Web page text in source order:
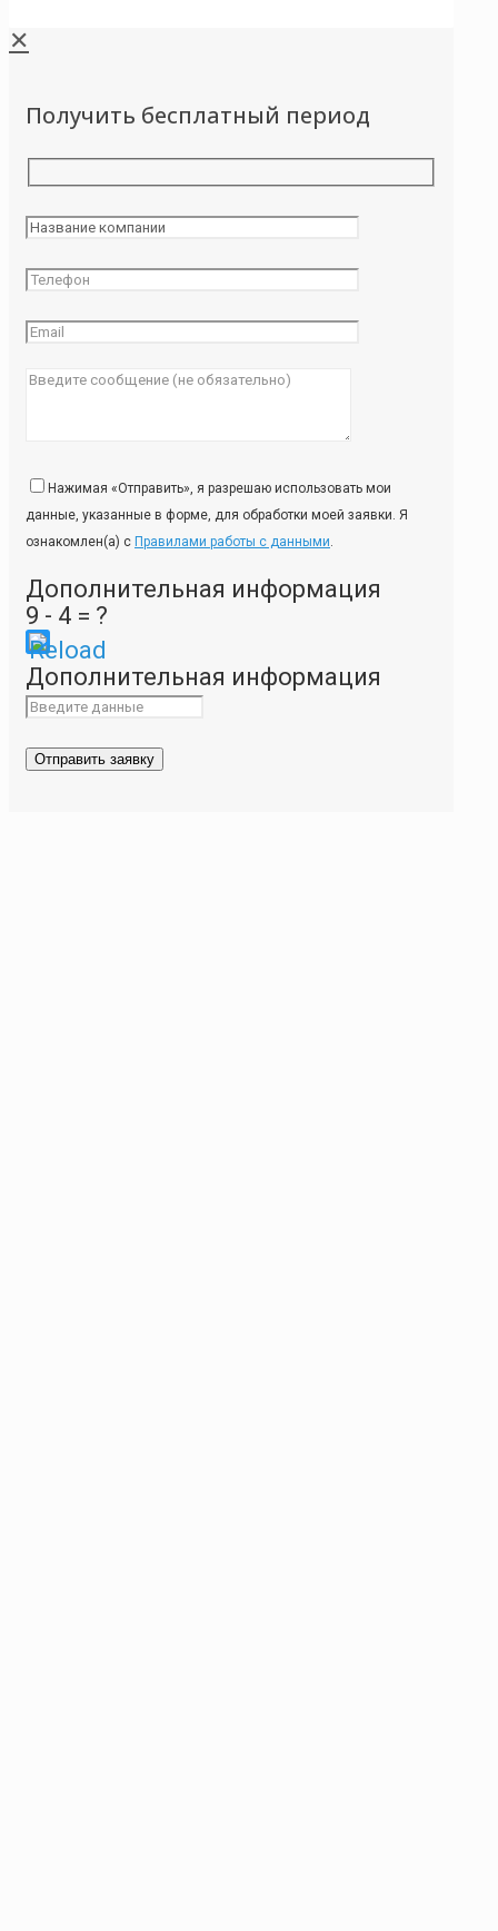
✕
Получить бесплатный период
Нажимая «Отправить», я разрешаю использовать мои
данные, указанные в форме, для обработки моей заявки. Я
ознакомлен(а) с Правилами работы с данными.
Дополнительная информация
9 - 4 = ?
Please
enter
characters
Дополнительная информация